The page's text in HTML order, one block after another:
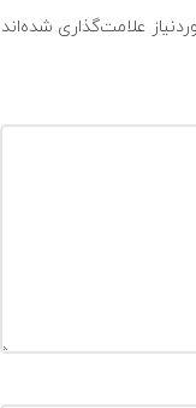
علامت‌گذاری شده‌اند